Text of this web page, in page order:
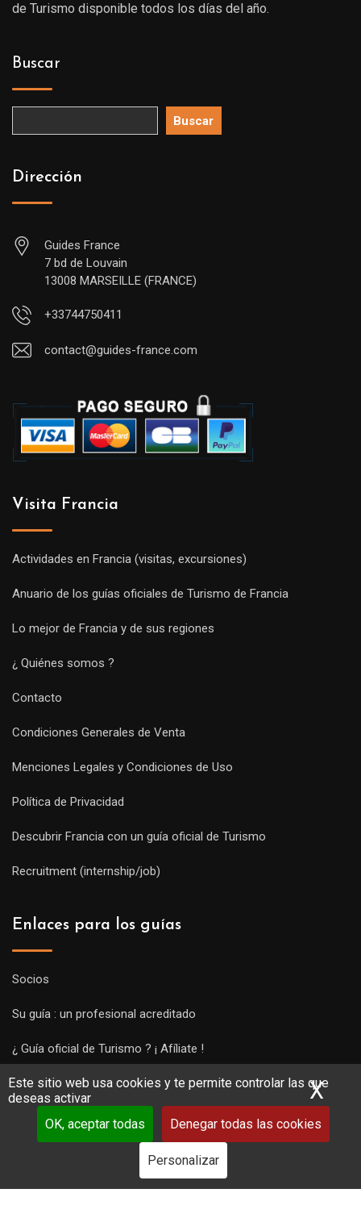
Este sitio web usa cookies y te permite controlar las que
deseas activar
OK, aceptar todas
Denegar todas las cookies
Personalizar
X
de Turismo disponible todos los días del año.
Buscar
Buscar
Dirección
Guides France
7 bd de Louvain
13008 MARSEILLE (FRANCE)
+33744750411
contact@guides-france.com
Visita Francia
Actividades en Francia (visitas, excursiones)
Anuario de los guías oficiales de Turismo de Francia
Lo mejor de Francia y de sus regiones
¿ Quiénes somos ?
Contacto
Condiciones Generales de Venta
Menciones Legales y Condiciones de Uso
Política de Privacidad
Descubrir Francia con un guía oficial de Turismo
Recruitment (internship/job)
Enlaces para los guías
Socios
Su guía : un profesional acreditado
¿ Guía oficial de Turismo ? ¡ Afíliate !
Subir una visita y empezar a trabajar !